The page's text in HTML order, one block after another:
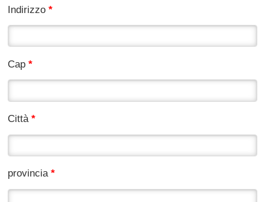
Indirizzo*
Cap*
Città*
provincia*